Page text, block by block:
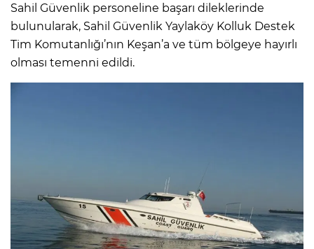
Sahil Güvenlik personeline başarı dileklerinde
bulunularak, Sahil Güvenlik Yaylaköy Kolluk Destek
Tim Komutanlığı’nın Keşan’a ve tüm bölgeye hayırlı
olması temenni edildi.